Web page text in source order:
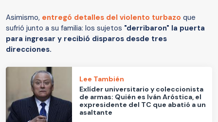
Asimismo, entregó detalles del violento turbazo que
sufrió junto a su familia: los sujetos "derribaron" la puerta
para ingresar y recibió disparos desde tres
direcciones.
Lee También
Exlíder universitario y coleccionista
de armas: Quién es Iván Aróstica, el
expresidente del TC que abatió a un
asaltante